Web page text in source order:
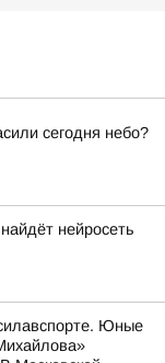
сегодня небо?
нейросеть
Юные